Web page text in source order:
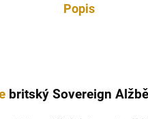
Popis
britský Sovereign